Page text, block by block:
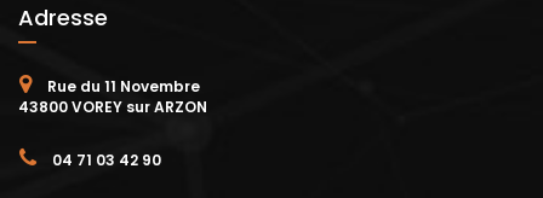
Adresse
Rue du 11 Novembre
43800 VOREY sur ARZON
04 71 03 42 90